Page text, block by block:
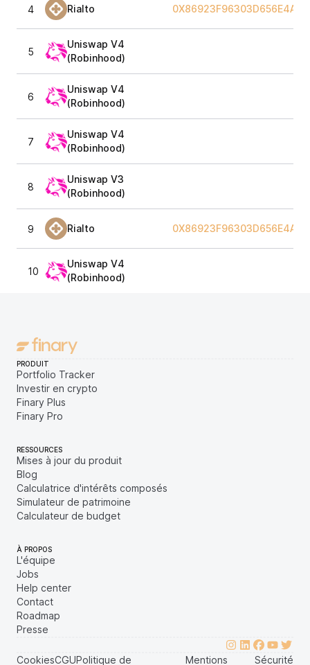
4 Rialto
5
Uniswap V4
(Robinhood)
6
Uniswap V4
(Robinhood)
7
Uniswap V4
(Robinhood)
8
Uniswap V3
(Robinhood)
9 Rialto
10
Uniswap V4
(Robinhood)
PRODUIT
Portfolio Tracker
Investir en crypto
Finary Plus
Finary Pro
RESSOURCES
Mises à jour du produit
Blog
Calculatrice d'intérêts composés
Simulateur de patrimoine
Calculateur de budget
À PROPOS
L'équipe
Jobs
Help center
Contact
Roadmap
Presse
CookiesCGUPolitique de Mentions Sécurité